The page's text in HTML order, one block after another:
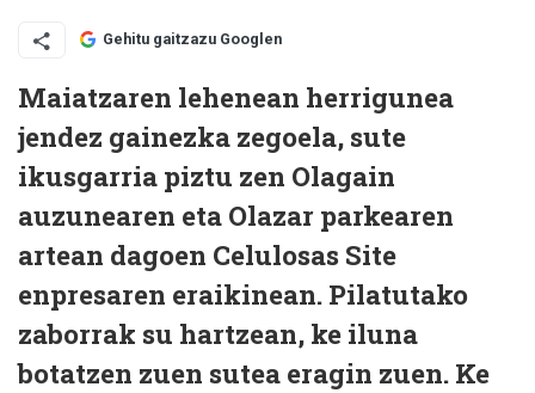
Gehitu gaitzazu Googlen
Maiatzaren lehenean herrigunea
jendez gainezka zegoela, sute
ikusgarria piztu zen Olagain
auzunearen eta Olazar parkearen
artean dagoen Celulosas Site
enpresaren eraikinean. Pilatutako
zaborrak su hartzean, ke iluna
botatzen zuen sutea eragin zuen. Ke